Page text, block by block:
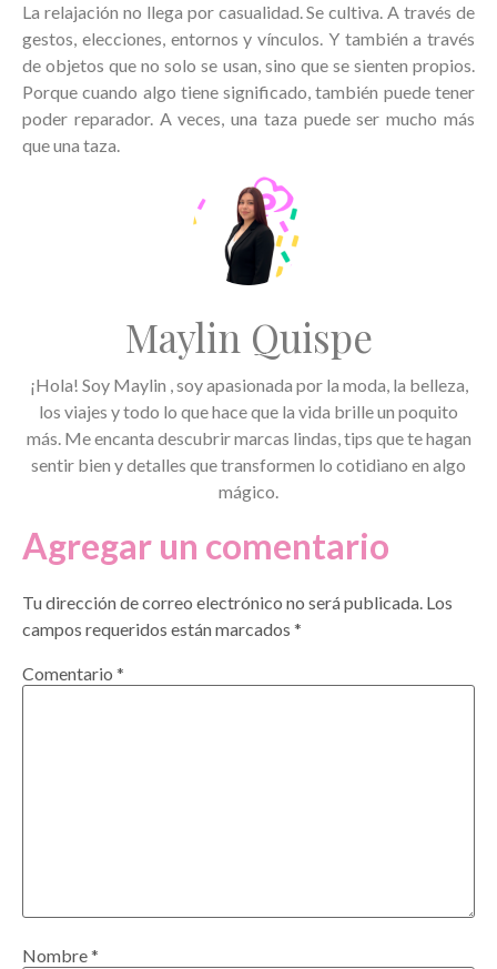
La relajación no llega por casualidad. Se cultiva. A través de
gestos, elecciones, entornos y vínculos. Y también a través
de objetos que no solo se usan, sino que se sienten propios.
Porque cuando algo tiene significado, también puede tener
poder reparador. A veces, una taza puede ser mucho más
que una taza.
Maylin Quispe
¡Hola! Soy Maylin , soy apasionada por la moda, la belleza,
los viajes y todo lo que hace que la vida brille un poquito
más. Me encanta descubrir marcas lindas, tips que te hagan
sentir bien y detalles que transformen lo cotidiano en algo
mágico.
Agregar un comentario
Tu dirección de correo electrónico no será publicada. Los
campos requeridos están marcados *
Comentario *
Nombre*